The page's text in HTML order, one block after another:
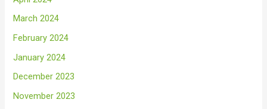
March 2024
February 2024
January 2024
December 2023
November 2023